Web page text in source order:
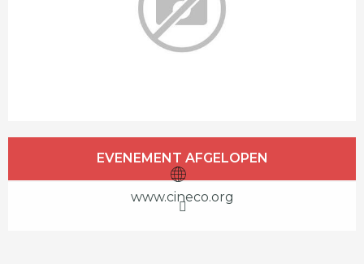
Openingstijden en contactgegevens
EVENEMENT AFGELOPEN
www.cineco.org